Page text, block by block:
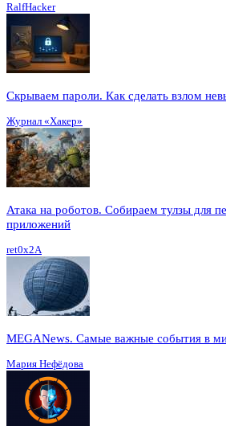
RalfHacker
Скрываем пароли. Как сделать взлом
Журнал «Хакер»
Атака на роботов. Собираем тулзы для
приложений
ret0x2A
MEGANews. Cамые важные события в
Мария Нефёдова